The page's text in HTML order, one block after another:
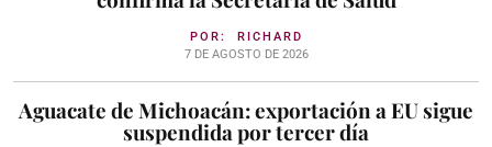
POR: RICHARD
7 DE AGOSTO DE 2026
Aguacate de Michoacán: exportación a EU sigue
suspendida por tercer día